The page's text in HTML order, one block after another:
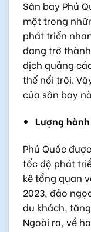
Sân bay Phú
một trong
phát triển
đang trở
dịch quảng
thế nổi trội.
của sân bay
Lượng
Phú Quốc
tốc độ phát
kê tổng quan
2023, đảo
du khách,
Ngoài ra, về